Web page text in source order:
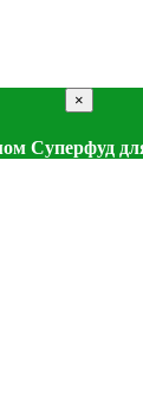
×
Суперфуд